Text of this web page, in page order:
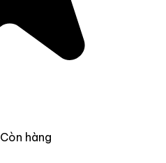
Còn hàng